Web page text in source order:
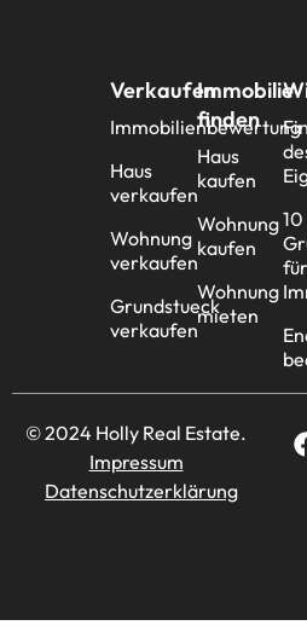
Verkaufen
Immobilienbewertung
Haus
verkaufen
Wohnung
verkaufen
Grundstueck
verkaufen
Immobilie
finden
Haus
kaufen
Wohnung
kaufen
Wohnung
mieten
10
© 2024 Holly Real Estate.
Impressum
Datenschutzerklärung